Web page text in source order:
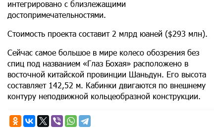
интегрировано с близлежащими
достопримечательностями.
Стоимость проекта составит 2 млрд юаней ($293 млн).
Сейчас самое большое в мире колесо обозрения без
спиц под названием «Глаз Бохая» расположено в
восточной китайской провинции Шаньдун. Его высота
составляет 142,52 м. Кабинки двигаются по внешнему
контуру неподвижной кольцеобразной конструкции.